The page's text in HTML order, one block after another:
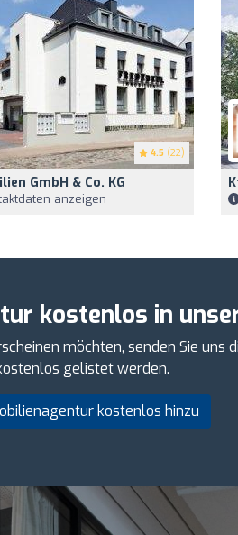
4.5 (22)
GmbH & Co. KG
anzeigen
kostenlos in
möchten, senden Sie uns
gelistet werden.
kostenlos hinzu